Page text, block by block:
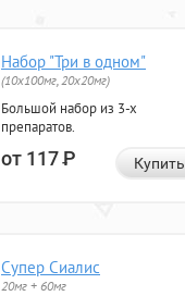
Набор "Три в одном"
(10x100мг, 20x20мг)
Большой набор из 3-х
препаратов.
от 117Р Купить
Супер Сиалис
20мг + 60мг